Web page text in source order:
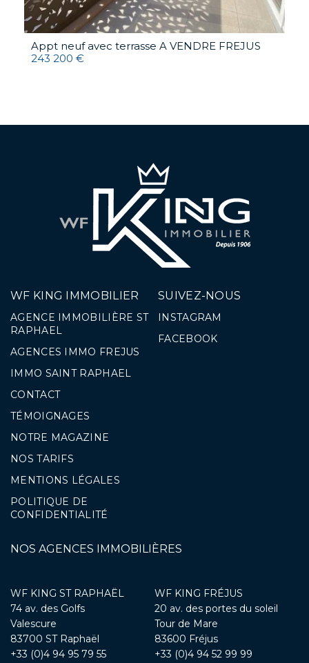
Appt neuf avec terrasse A VENDRE FREJUS
243 200 €
WF KING IMMOBILIER
AGENCE IMMOBILIÈRE ST
RAPHAEL
AGENCES IMMO FREJUS
IMMO SAINT RAPHAEL
CONTACT
TÉMOIGNAGES
NOTRE MAGAZINE
NOS TARIFS
MENTIONS LÉGALES
POLITIQUE DE
CONFIDENTIALITÉ
SUIVEZ-NOUS
INSTAGRAM
FACEBOOK
NOS AGENCES IMMOBILIÈRES
WF KING ST RAPHAËL
74 av. des Golfs
Valescure
83700 ST Raphaël
+33 (0)4 94 95 79 55
WF KING FRÉJUS
20 av. des portes du soleil
Tour de Mare
83600 Fréjus
+33 (0)4 94 52 99 99